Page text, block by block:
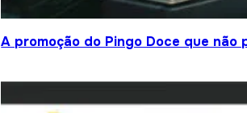
A promoção do Pingo Doce que